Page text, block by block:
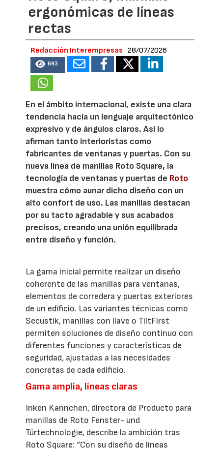
ergonómicas de líneas
rectas
Redacción Interempresas 28/07/2026
693
En el ámbito internacional, existe una clara
tendencia hacia un lenguaje arquitectónico
expresivo y de ángulos claros. Así lo
afirman tanto interioristas como
fabricantes de ventanas y puertas. Con su
nueva línea de manillas Roto Square, la
tecnología de ventanas y puertas de Roto
muestra cómo aunar dicho diseño con un
alto confort de uso. Las manillas destacan
por su tacto agradable y sus acabados
precisos, creando una unión equilibrada
entre diseño y función.
La gama inicial permite realizar un diseño
coherente de las manillas para ventanas,
elementos de corredera y puertas exteriores
de un edificio. Las variantes técnicas como
Secustik, manillas con llave o TiltFirst
permiten soluciones de diseño continuo con
diferentes funciones y características de
seguridad, ajustadas a las necesidades
concretas de cada edificio.
Gama amplia, líneas claras
Inken Kannchen, directora de Producto para
manillas de Roto Fenster- und
Türtechnologie, describe la ambición tras
Roto Square: “Con su diseño de líneas